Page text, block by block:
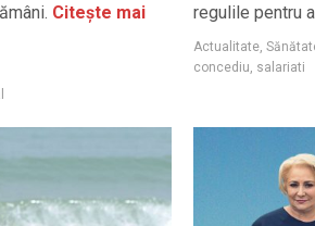
Citește mai
regulile pentru
Actualitate
concediu salariati